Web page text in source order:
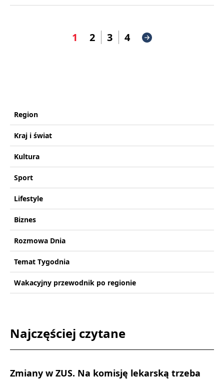
1 2 3 4
Region
Kraj i świat
Kultura
Sport
Lifestyle
Biznes
Rozmowa Dnia
Temat Tygodnia
Wakacyjny przewodnik po regionie
Najczęściej czytane
Zmiany w ZUS. Na komisję lekarską trzeba